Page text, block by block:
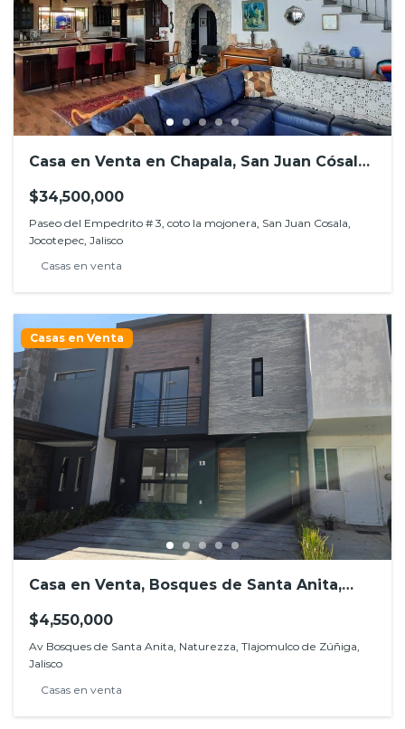
Casa en Venta en Chapala, San Juan Cósala,
$34,500,000
Paseo del Empedrito # 3, coto la mojonera, San Juan Cosala,
Jocotepec, Jalisco
Casas en venta
Casas en Venta
Casa en Venta, Bosques de Santa Anita,
$4,550,000
Av Bosques de Santa Anita, Naturezza, Tlajomulco de Zúñiga,
Jalisco
Casas en venta